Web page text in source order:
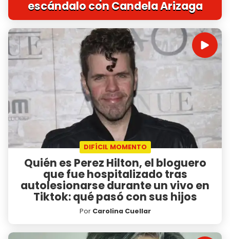
escándalo con Candela Arizaga
DIFÍCIL MOMENTO
Quién es Perez Hilton, el bloguero
que fue hospitalizado tras
autolesionarse durante un vivo en
Tiktok: qué pasó con sus hijos
Por Carolina Cuellar